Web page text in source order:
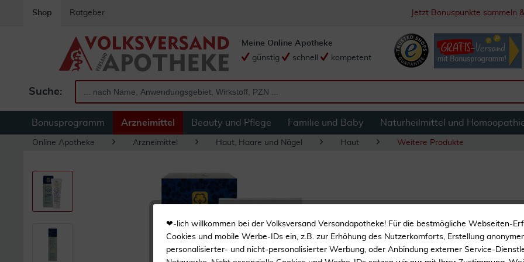
Shop Ratgeber Jetzt Bonuspunkte sammeln
Suche:
Meine Online Apotheke
günstig
schnell kompetent
Bonusprogramm Arzneimittel Beauty und Pflege Familie und Baby Naturheilmittel und
Online Apotheke Arzneimittel Haut, Haare und Nägel Haut Weitere Produkte
10 % hochwertiger
❤-lich willkommen bei der Volksversand Versandapotheke! Für die bestmögliche Webseiten-
Cookies und mobile Werbe-IDs ein, z.B. zur Erhöhung des Nutzerkomforts, Erstellung
personalisierter- und nicht-personalisierter Werbung, oder Anbindung externer Service-